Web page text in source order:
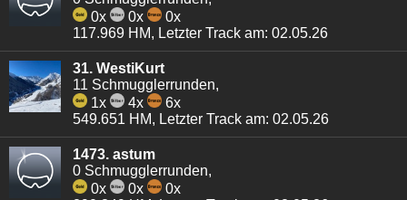
0x
0x
0x
117.969 HM, Letzter Track am: 02.05.26
31. WestiKurt
11 Schmugglerrunden,
1x
4x
6x
549.651 HM, Letzter Track am: 02.05.26
1473. astum
0 Schmugglerrunden,
0x
0x
0x